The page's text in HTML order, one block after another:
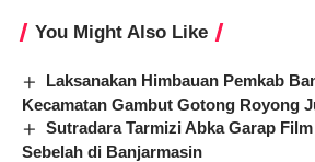
You Might Also Like
Laksanakan Himbauan Pemkab
Kecamatan Gambut Gotong Royong
Sutradara Tarmizi Abka Garap
Sebelah di Banjarmasin